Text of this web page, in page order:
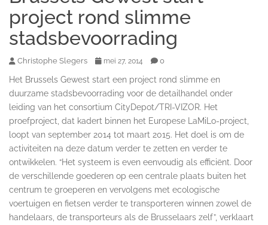
project rond slimme
stadsbevoorrading
Christophe Slegers mei 27, 2014 0
Het Brussels Gewest start een project rond slimme en
duurzame stadsbevoorrading voor de detailhandel onder
leiding van het consortium CityDepot/TRI-VIZOR. Het
proefproject, dat kadert binnen het Europese LaMiLo-project,
loopt van september 2014 tot maart 2015. Het doel is om de
activiteiten na deze datum verder te zetten en verder te
ontwikkelen. “Het systeem is even eenvoudig als efficiënt. Door
de verschillende goederen op een centrale plaats buiten het
centrum te groeperen en vervolgens met ecologische
voertuigen en fietsen verder te transporteren winnen zowel de
handelaars, de transporteurs als de Brusselaars zelf”, verklaart